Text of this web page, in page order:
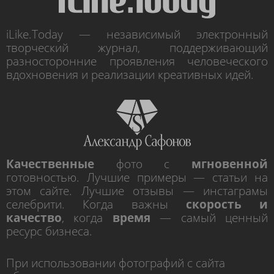
iLike.Today — независимый электронный
творческий журнал, поддерживающий
разносторонние проявления человеческого
вдохновения и реализации креативных идей.
Качественные фото с мгновенной
готовностью. Лучшие примеры — статьи на
этом сайте. Лучшие отзывы — инстаграмы
селебрити. Когда важны скорость и
качество, когда время — самый ценный
ресурс бизнеса.
При использовании фотографий с сайта